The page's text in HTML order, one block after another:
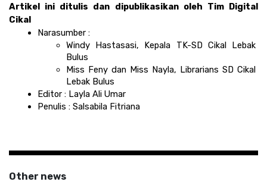
Artikel ini ditulis dan dipublikasikan oleh Tim Digital
Cikal
Narasumber :
Windy Hastasasi, Kepala TK-SD Cikal Lebak
Bulus
Miss Feny dan Miss Nayla, Librarians SD Cikal
Lebak Bulus
Editor : Layla Ali Umar
Penulis : Salsabila Fitriana
Other news